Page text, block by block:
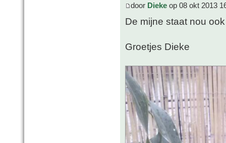
door Dieke op 08 okt 2013
De mijne staat nou
Groetjes Dieke